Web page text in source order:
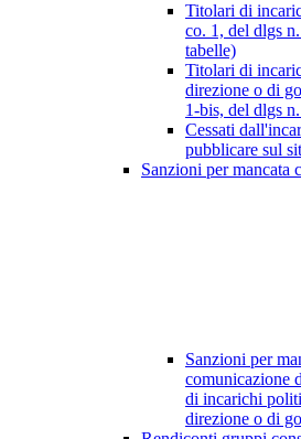
Titolari di
co. 1, del dlgs
tabelle)
Titolari di
direzione o di
1-bis, del dlgs
Cessati
pubblicare sul
Sanzioni per mancata
Sanzioni per
comunicazione
di incarichi
direzione o di